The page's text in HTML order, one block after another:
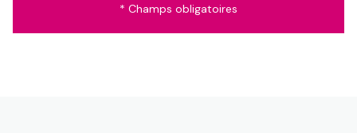
* Champs obligatoires